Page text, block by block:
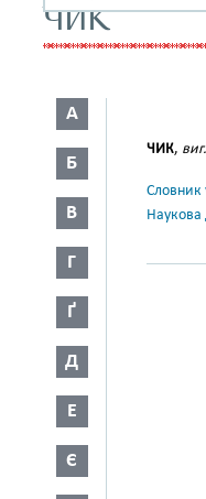
ЧИК
А
Б
В
Г
Ґ
Д
Е
Є
ЧИК,
Словник